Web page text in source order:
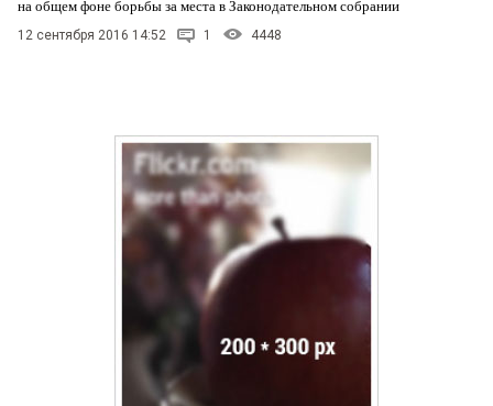
СТИЛЬ ЖИЗНИ
на общем фоне борьбы за места в Законодательном собрании
12 сентября 2016 14:52 1 4448